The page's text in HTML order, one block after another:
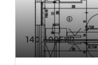
140,600EUR